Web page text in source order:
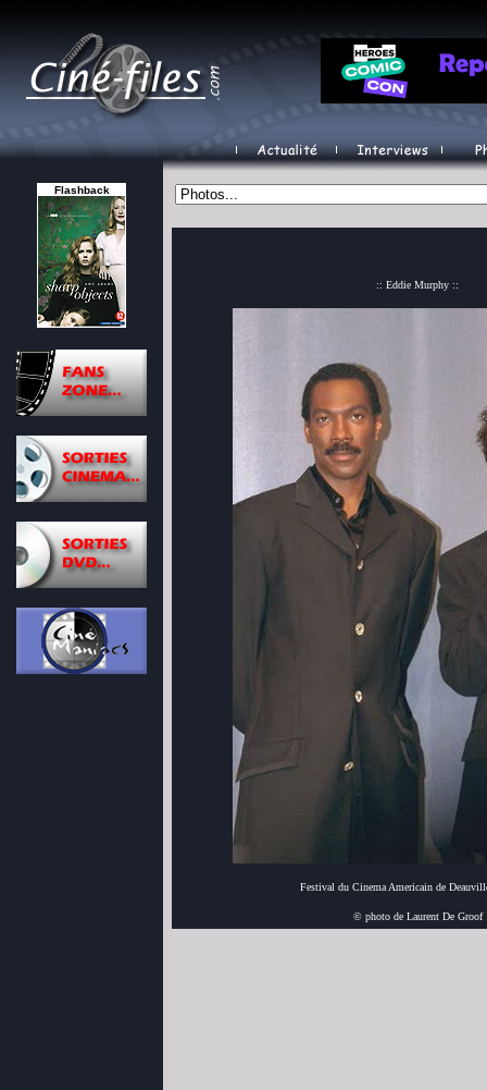
Flashback
:: Eddie Murphy ::
Festival du Cinema Americain de
© photo de Laurent De Groof